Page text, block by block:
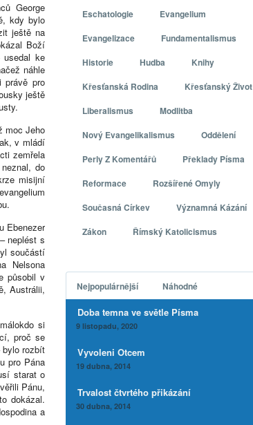
George
kdy bylo
ještě na
Boží
usedal ke
náhle
právě pro
ještě
moc Jeho
v mládí
zemřela
do
misijní
Ebenezer
neplést s
součástí
Nelsona
působil v
Austrálii,
si
proč se
bylo rozbít
pro Pána
starat o
Pánu,
dokázal.
a
Eschatologie
Evangelium
Evangelizace
Fundamentalismus
Historie
Hudba
Knihy
Křesťanská Rodina
Křesťanský Život
Liberalismus
Modlitba
Nový Evangelikalismus
Oddělení
Perly Z Komentářů
Překlady Písma
Reformace
Rozšířené Omyly
Současná Církev
Významná Kázání
Zákon
Římský Katolicismus
Nejpopulárnější Náhodné
Doba temna ve světle Písma
9 listopadu, 2020
Vyvoleni Otcem
19 dubna, 2014
Trvalost čtvrtého přikázání
30 dubna, 2014